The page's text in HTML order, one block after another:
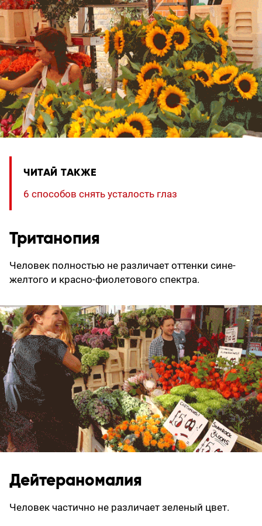
ЧИТАЙ ТАКЖЕ
6 способов снять усталость глаз
Тританопия
Человек полностью не различает оттенки сине-
желтого и красно-фиолетового спектра.
Дейтераномалия
Человек частично не различает зеленый цвет.